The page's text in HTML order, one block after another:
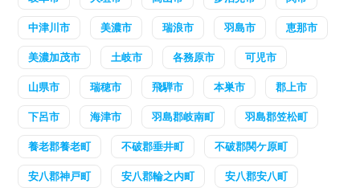
中津川市 美濃市 瑞浪市 羽島市 恵那市
美濃加茂市 土岐市 各務原市 可児市
山県市 瑞穂市 飛騨市 本巣市 郡上市
下呂市 海津市 羽島郡岐南町 羽島郡笠松町
養老郡養老町 不破郡垂井町 不破郡関ケ原町
安八郡神戸町 安八郡輪之内町 安八郡安八町